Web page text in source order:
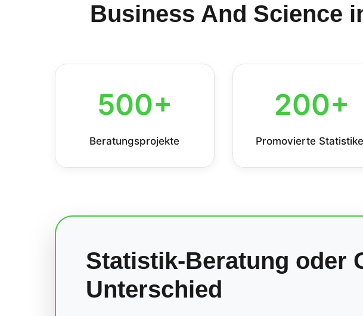
Business And Science
500+
Beratungsprojekte
200+
Promovierte
Statistik-Beratung oder
Unterschied